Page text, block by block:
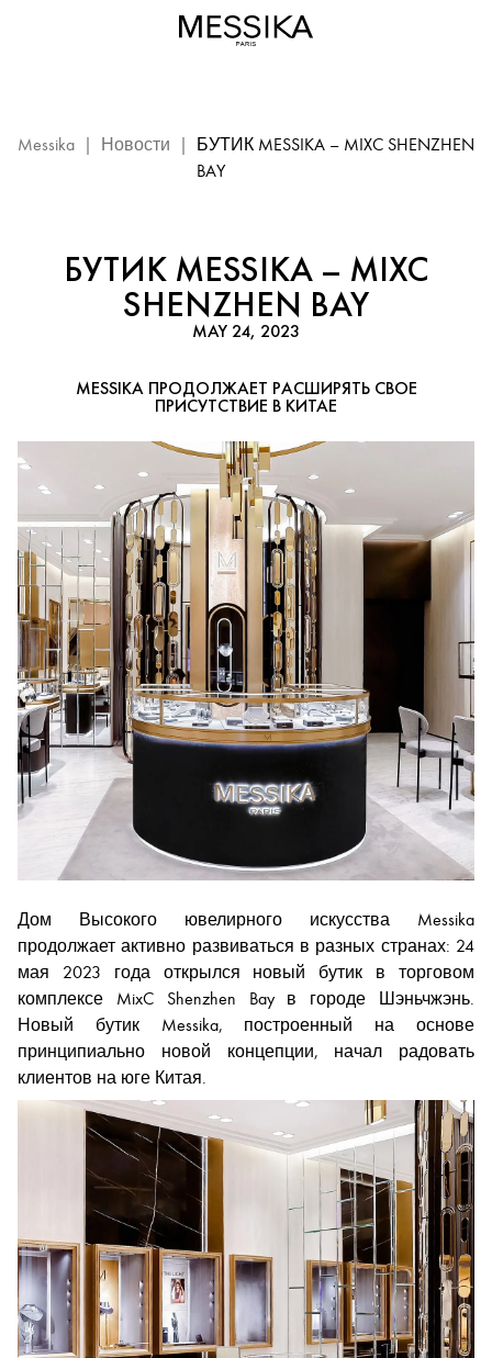
Messika
Messika | Новости |
БУТИК MESSIKA – MIXC SHENZHEN
BAY
БУТИК MESSIKA – MIXC
SHENZHEN BAY
MAY 24, 2023
MESSIKA ПРОДОЛЖАЕТ РАСШИРЯТЬ СВОЕ
ПРИСУТСТВИЕ В КИТАЕ
Дом Высокого ювелирного искусства Messika
продолжает активно развиваться в разных странах: 24
мая 2023 года открылся новый бутик в торговом
комплексе MixC Shenzhen Bay в городе Шэньчжэнь.
Новый бутик Messika, построенный на основе
принципиально новой концепции, начал радовать
клиентов на юге Китая.